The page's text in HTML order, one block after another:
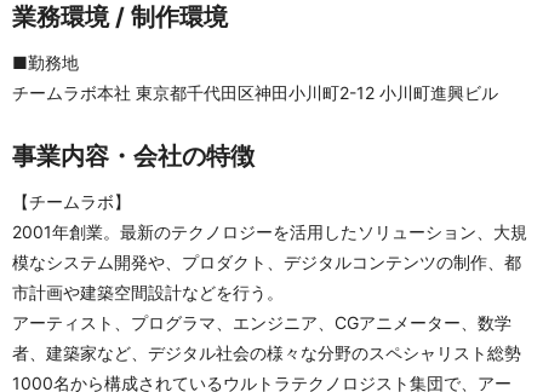
業務環境 / 制作環境
■勤務地
チームラボ本社 東京都千代田区神田小川町2-12 小川町進興ビル
事業内容・会社の特徴
【チームラボ】
2001年創業。最新のテクノロジーを活用したソリューション、大規
模なシステム開発や、プロダクト、デジタルコンテンツの制作、都
市計画や建築空間設計などを行う。
アーティスト、プログラマ、エンジニア、CGアニメーター、数学
者、建築家など、デジタル社会の様々な分野のスペシャリスト総勢
1000名から構成されているウルトラテクノロジスト集団で、アー